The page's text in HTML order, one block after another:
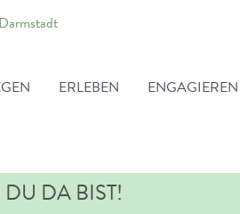
ERLEBEN ENGAGIEREN
DA BIST!